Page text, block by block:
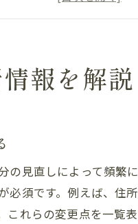
護エリアの動向を一覧
介護を巡る地域区分変更
基本と訪問介護の実務対
護実務に必須な地域区
護事業所の地域区分確
護で変わる地域区分の
報を解説
見直しによって頻
須です。例えば、
れらの変更点を一